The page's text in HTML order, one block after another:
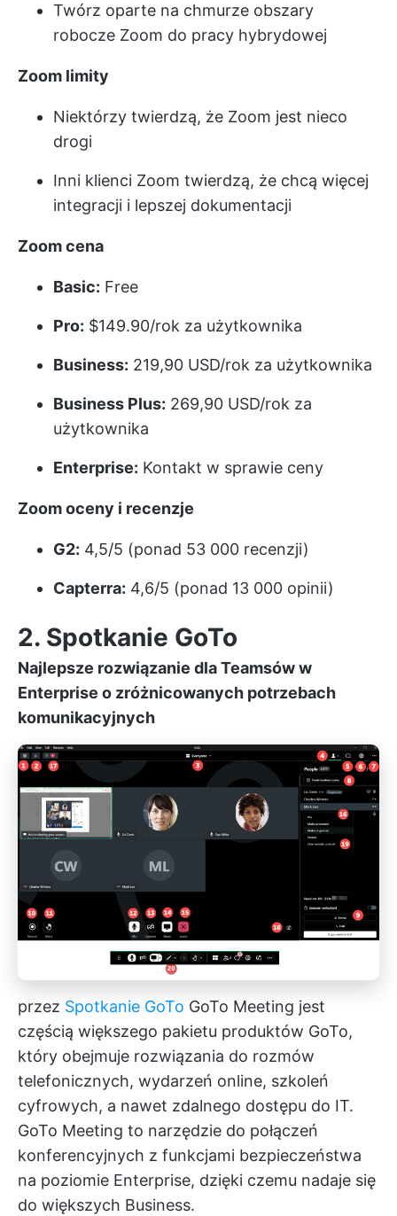
Twórz oparte na chmurze obszary
robocze Zoom do pracy hybrydowej
Zoom limity
Niektórzy twierdzą, że Zoom jest nieco
drogi
Inni klienci Zoom twierdzą, że chcą więcej
integracji i lepszej dokumentacji
Zoomcena
Basic: Free
Pro: $149.90/rok za użytkownika
Business: 219,90 USD/rok za użytkownika
Business Plus: 269,90 USD/rok za
użytkownika
Enterprise: Kontakt w sprawie ceny
Zoomoceny i recenzje
G2: 4,5/5 (ponad 53 000 recenzji)
Capterra: 4,6/5 (ponad 13 000 opinii)
2. Spotkanie GoTo
Najlepsze rozwiązanie dla Teamsów w
Enterprise o zróżnicowanych potrzebach
komunikacyjnych
przez Spotkanie GoTo GoTo Meeting jest
częścią większego pakietu produktów GoTo,
który obejmuje rozwiązania do rozmów
telefonicznych, wydarzeń online, szkoleń
cyfrowych, a nawet zdalnego dostępu do IT.
GoTo Meeting to narzędzie do połączeń
konferencyjnych z funkcjami bezpieczeństwa
na poziomie Enterprise, dzięki czemu nadaje się
do większych Business.